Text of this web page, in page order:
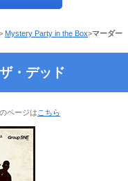
Mystery Party in the Box>マーダー
・デッド
ページは こちら